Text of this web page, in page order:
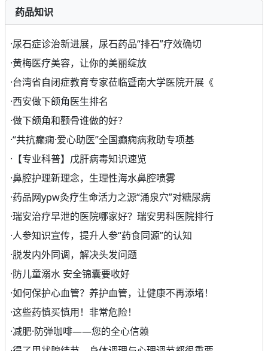
药品知识
·尿石症诊治新进展，尿石药品“排石”疗效确切
·黄梅医疗美容，让你的美丽绽放
·台湾省自闭症教育专家莅临暨南大学医院开展《
·西安做下颌角医生排名
·做下颌角和颧骨谁做的好？
·“共抗癫痫·爱心助医”全国癫痫病救助专项基
· 【专业科普】戊肝病毒知识速览
·鼻腔护理新理念，生理性海水鼻腔喷雾
·药品网ypw灸疗生命活力之源“涌泉穴”对糖尿病
·瑞安治疗早泄的医院哪家好？瑞安男科医院排行
·人参知识宣传，提升人参“药食同源”的认知
·脱发内外同调，解决头发问题
·防儿童溺水 安全锦囊要收好
·如何保护心血管？养护血管，让健康不再添堵！
·这些药慎买慎用！非常危险！
·减肥·防弹咖啡——您的全心信赖